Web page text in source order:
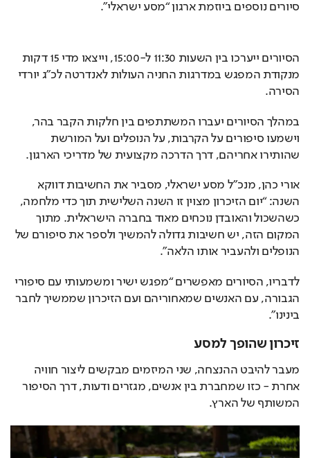
סיורים נוספים ביוזמת ארגון “מסע ישראלי”.
הסירה.
שהותירו אחריהם, דרך הדרכה מקצועית של מדריכי הארגון.
כשהשכול והאובדן נוכחים מאוד בחברה הישראלית. מתוך
הנופלים ולהעביר אותו הלאה”.
הגבורה, עם האנשים שמאחוריהם ועם הזיכרון שממשיך לחבר
בינינו”.
זיכרון שהופך למסע
המשותף של הארץ.